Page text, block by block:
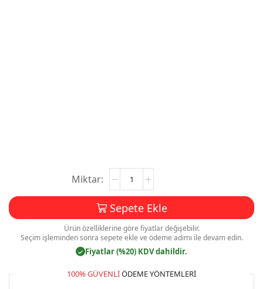
Eczane
Kartvizit
Baskı
Mdl:V0518
adet
Sepete Ekle
Ürün özelliklerine göre fiyatlar değişebilir.
Seçim işleminden sonra sepete ekle ve ödeme adımı ile devam edin.
✓ Fiyatlar (%20) KDV dahildir.
100% GÜVENLIÖDEME YÖNTEMLERI